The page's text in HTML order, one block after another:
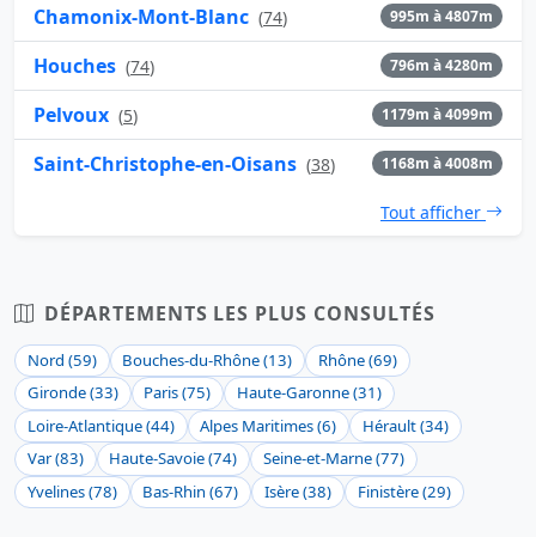
Chamonix-Mont-Blanc (74) 995m à 4807m
Houches (74) 796m à 4280m
Pelvoux (5) 1179m à 4099m
Saint-Christophe-en-Oisans (38) 1168m à 4008m
Tout afficher
DÉPARTEMENTS LES PLUS CONSULTÉS
Nord (59) Bouches-du-Rhône (13)
Rhône (69)
Gironde (33)
Paris (75)
Haute-Garonne (31)
Loire-Atlantique (44)
Alpes Maritimes (6)
Hérault (34)
Var (83)
Haute-Savoie (74)
Seine-et-Marne (77)
Yvelines (78)
Bas-Rhin (67) Isère (38) Finistère (29)